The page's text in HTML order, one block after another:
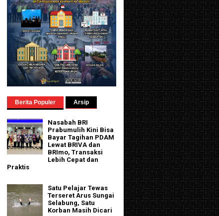
Berita Populer Arsip
Nasabah BRI
Prabumulih Kini Bisa
Bayar Tagihan PDAM
Lewat BRIVA dan
BRImo, Transaksi
Lebih Cepat dan
Praktis
Satu Pelajar Tewas
Terseret Arus Sungai
Selabung, Satu
Korban Masih Dicari